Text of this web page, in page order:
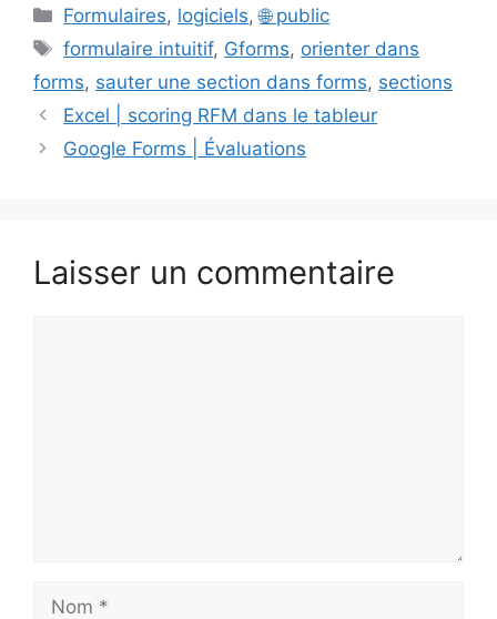
Catégories
Formulaires, logiciels,🌐 public
Étiquettes
formulaire intuitif, Gforms, orienter dans
forms, sauter une section dans forms, sections
Excel | scoring RFM dans le tableur
Google Forms | Évaluations
Laisser un commentaire
Nom